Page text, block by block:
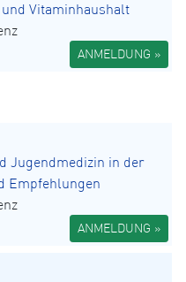
und Vitaminhaushalt
ANMELDUNG »
Jugendmedizin in der
Empfehlungen
ANMELDUNG »